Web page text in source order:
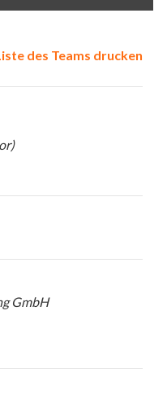
des Teams drucken
GmbH